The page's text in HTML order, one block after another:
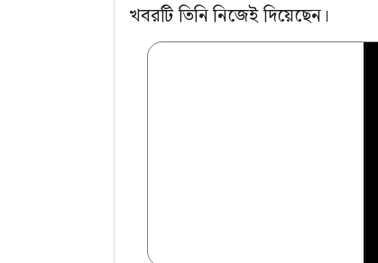
খবরটি তিনি নিজেই দিয়েছেন।‎